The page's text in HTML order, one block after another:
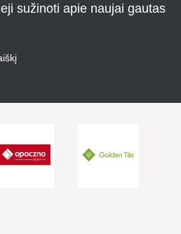
sužinoti apie naujai gautas